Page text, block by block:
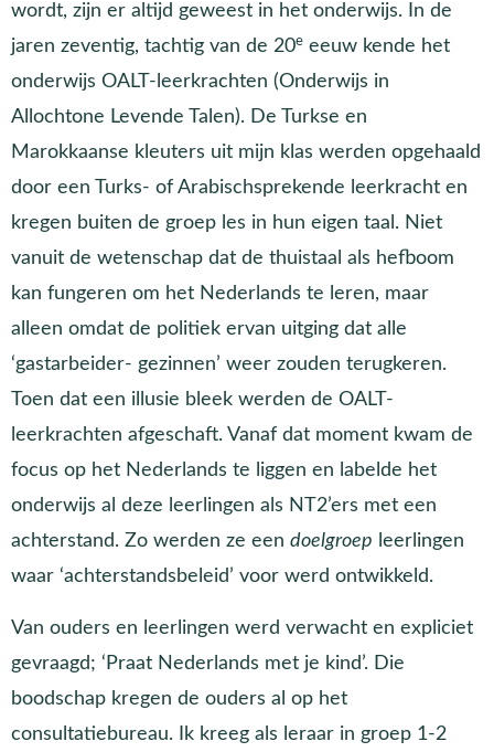
wordt, zijn er altijd geweest in het onderwijs. In de
jaren zeventig, tachtig van de 20e eeuw kende het
onderwijs OALT-leerkrachten (Onderwijs in
Allochtone Levende Talen). De Turkse en
Marokkaanse kleuters uit mijn klas werden opgehaald
door een Turks- of Arabischsprekende leerkracht en
kregen buiten de groep les in hun eigen taal. Niet
vanuit de wetenschap dat de thuistaal als hefboom
kan fungeren om het Nederlands te leren, maar
alleen omdat de politiek ervan uitging dat alle
‘gastarbeider- gezinnen’ weer zouden terugkeren.
Toen dat een illusie bleek werden de OALT-
leerkrachten afgeschaft. Vanaf dat moment kwam de
focus op het Nederlands te liggen en labelde het
onderwijs al deze leerlingen als NT2’ers met een
achterstand. Zo werden ze een doelgroep leerlingen
waar ‘achterstandsbeleid’ voor werd ontwikkeld.
Van ouders en leerlingen werd verwacht en expliciet
gevraagd; ‘Praat Nederlands met je kind’. Die
boodschap kregen de ouders al op het
consultatiebureau. Ik kreeg als leraar in groep 1-2